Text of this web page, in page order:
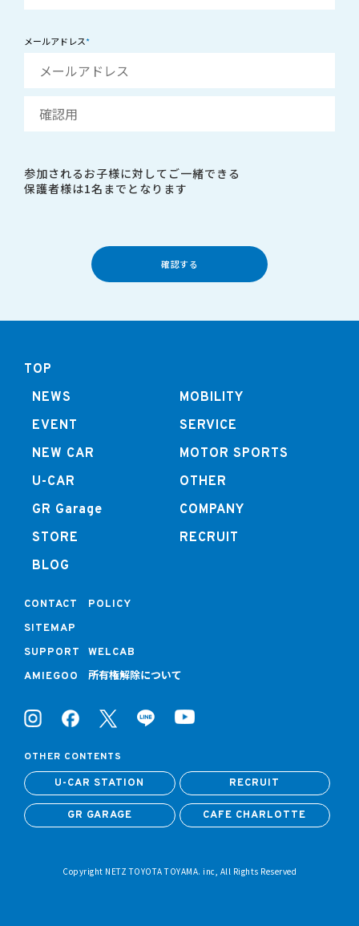
メールアドレス*
参加されるお子様に対してご一緒できる
保護者様は1名までとなります
確認する
TOP
NEWS
EVENT
NEW CAR
U-CAR
GR Garage
STORE
BLOG
MOBILITY
SERVICE
MOTOR SPORTS
OTHER
COMPANY
RECRUIT
CONTACT
POLICY
SITEMAP
SUPPORT
WELCAB
AMIEGOO
所有権解除について
OTHER CONTENTS
U-CAR STATION RECRUIT
GR GARAGE CAFE CHARLOTTE
Copyright NETZ TOYOTA TOYAMA. inc, All Rights Reserved